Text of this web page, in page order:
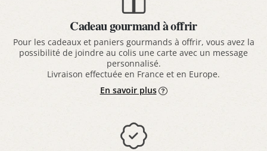
Cadeau gourmand à offrir
Pour les cadeaux et paniers gourmands à offrir, vous avez la
possibilité de joindre au colis une carte avec un message
personnalisé.
Livraison effectuée en France et en Europe.
En savoir plus